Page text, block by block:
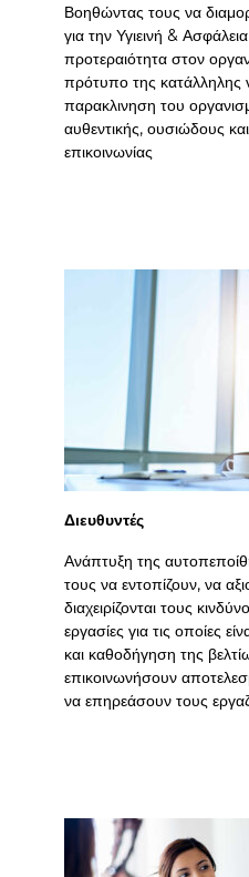
Βοηθώντας τους να
για την Υγιεινή &
προτεραιότητα στον
πρότυπο της κατάλληλης
παρακλινηση του
αυθεντικής, ουσιώδους
επικοινωνίας
Διευθυντές
Ανάπτυξη της
τους να εντοπίζουν, να
διαχειρίζονται τους
εργασίες για τις οποίες
και καθοδήγηση της
επικοινωνήσουν
να επηρεάσουν τους